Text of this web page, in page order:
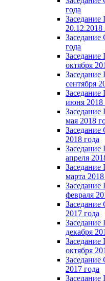
года
20.12.2018
года
октября
сентября
июня 2018
мая 2018
2018 года
апреля
марта 2018
февраля
2017 года
декабря
октября
2017 года